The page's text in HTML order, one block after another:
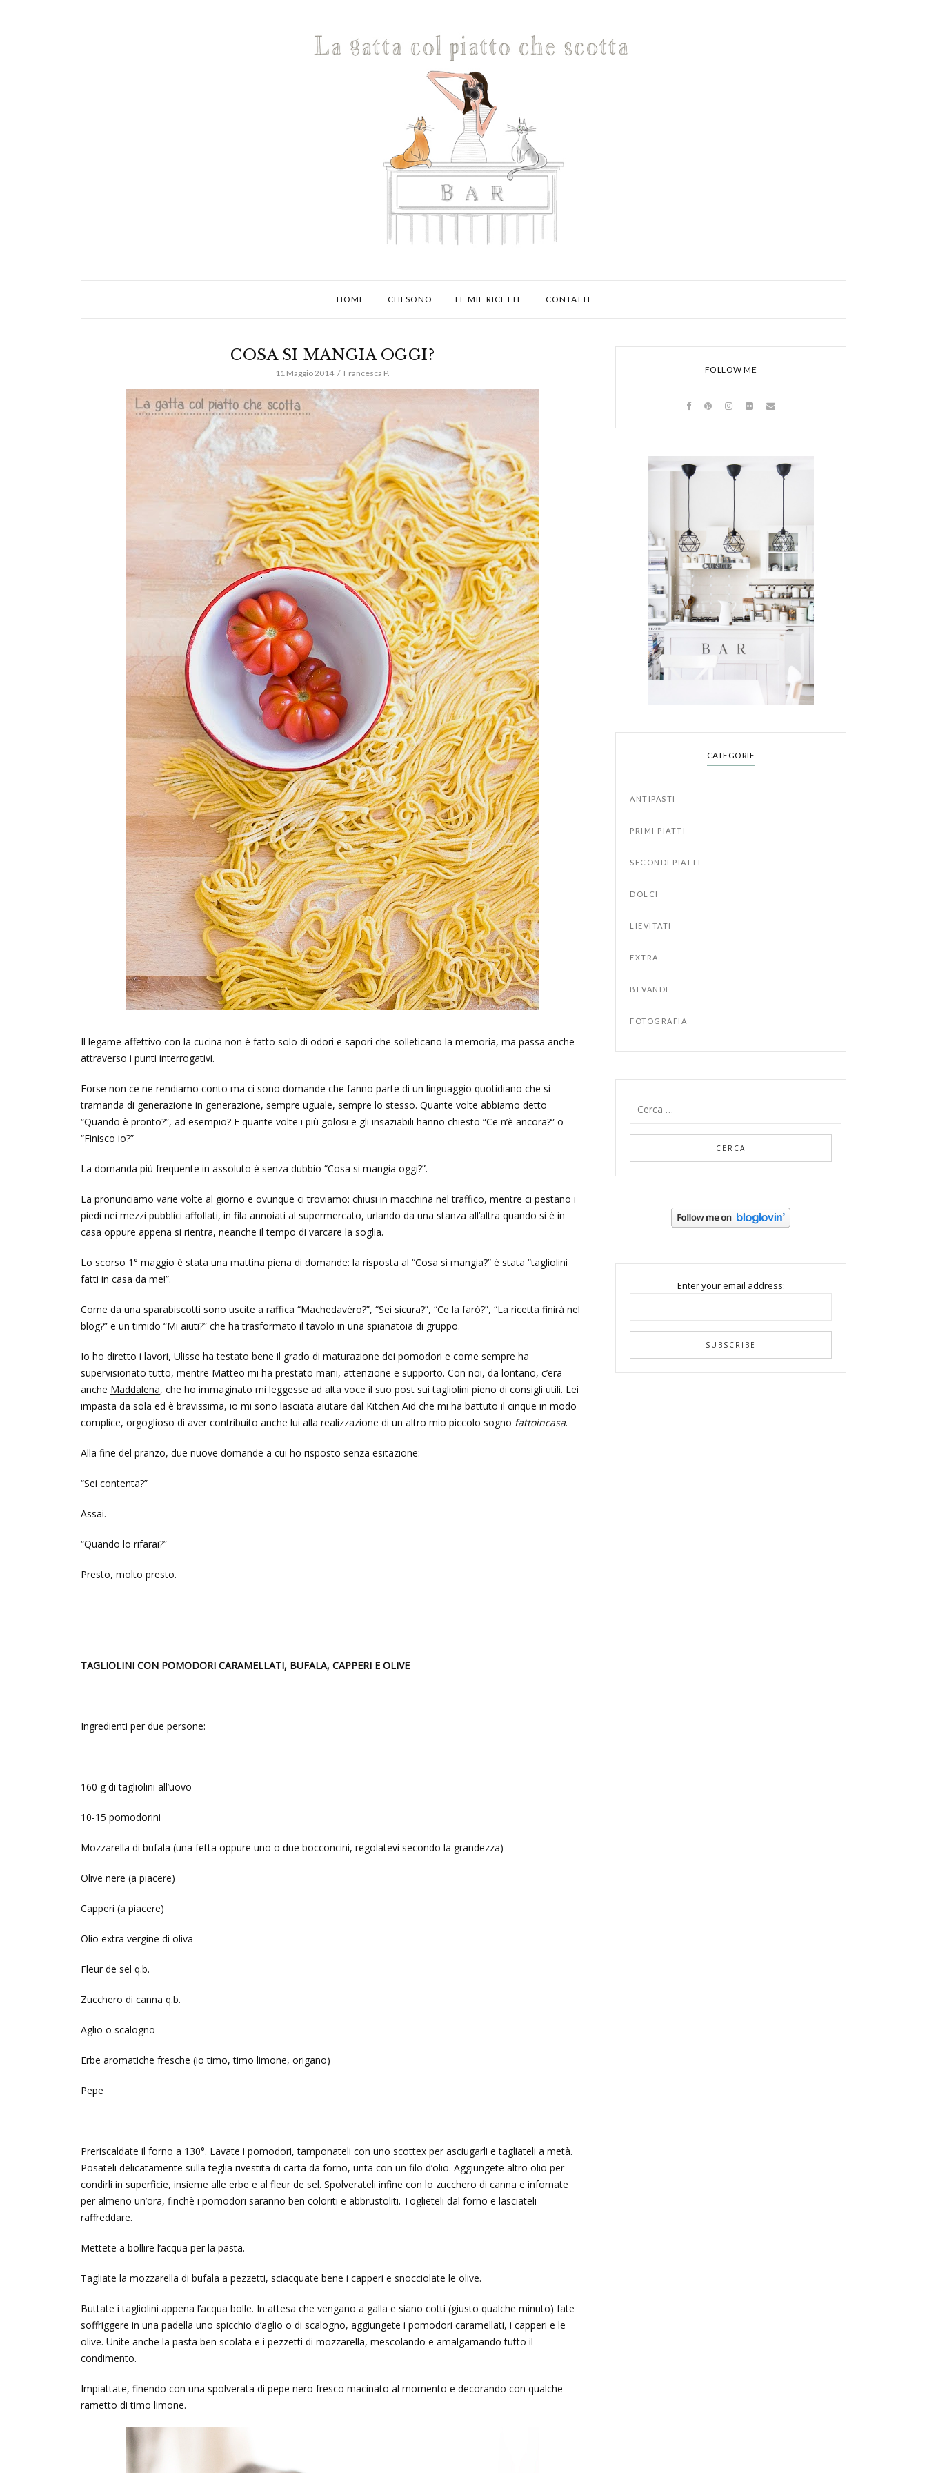
HOME CHI SONO LE MIE RICETTE CONTATTI
COSA SI MANGIA OGGI?
11 Maggio 2014 Francesca P.
Il legame affettivo con la cucina non è fatto solo di odori e sapori che solleticano la memoria, ma passa anche
attraverso i punti interrogativi.
Forse non ce ne rendiamo conto ma ci sono domande che fanno parte di un linguaggio quotidiano che si
tramanda di generazione in generazione, sempre uguale, sempre lo stesso. Quante volte abbiamo detto
“Quando è pronto?”, ad esempio? E quante volte i più golosi e gli insaziabili hanno chiesto “Ce n’è ancora?” o
“Finisco io?”
La domanda più frequente in assoluto è senza dubbio “Cosa si mangia oggi?”.
La pronunciamo varie volte al giorno e ovunque ci troviamo: chiusi in macchina nel traffico, mentre ci pestano i
piedi nei mezzi pubblici affollati, in fila annoiati al supermercato, urlando da una stanza all’altra quando si è in
casa oppure appena si rientra, neanche il tempo di varcare la soglia.
Lo scorso 1° maggio è stata una mattina piena di domande: la risposta al “Cosa si mangia?” è stata “tagliolini
fatti in casa da me!”.
Come da una sparabiscotti sono uscite a raffica “Machedavèro?”, “Sei sicura?”, “Ce la farò?”, “La ricetta finirà nel
blog?” e un timido “Mi aiuti?” che ha trasformato il tavolo in una spianatoia di gruppo.
Io ho diretto i lavori, Ulisse ha testato bene il grado di maturazione dei pomodori e come sempre ha
supervisionato tutto, mentre Matteo mi ha prestato mani, attenzione e supporto. Con noi, da lontano, c’era
anche Maddalena, che ho immaginato mi leggesse ad alta voce il suo post sui tagliolini pieno di consigli utili. Lei
impasta da sola ed è bravissima, io mi sono lasciata aiutare dal Kitchen Aid che mi ha battuto il cinque in modo
complice, orgoglioso di aver contribuito anche lui alla realizzazione di un altro mio piccolo sogno fattoincasa.
Alla fine del pranzo, due nuove domande a cui ho risposto senza esitazione:
“Sei contenta?”
Assai.
“Quando lo rifarai?”
Presto, molto presto.
TAGLIOLINI CON POMODORI CARAMELLATI, BUFALA, CAPPERI E OLIVE
Ingredienti per due persone:
160 g di tagliolini all’uovo
10-15 pomodorini
Mozzarella di bufala (una fetta oppure uno o due bocconcini, regolatevi secondo la grandezza)
Olive nere (a piacere)
Capperi (a piacere)
Olio extra vergine di oliva
Fleur de sel q.b.
Zucchero di canna q.b.
Aglio o scalogno
Erbe aromatiche fresche (io timo, timo limone, origano)
Pepe
Preriscaldate il forno a 130°. Lavate i pomodori, tamponateli con uno scottex per asciugarli e tagliateli a metà.
Posateli delicatamente sulla teglia rivestita di carta da forno, unta con un filo d’olio. Aggiungete altro olio per
condirli in superficie, insieme alle erbe e al fleur de sel. Spolverateli infine con lo zucchero di canna e infornate
per almeno un’ora, finchè i pomodori saranno ben coloriti e abbrustoliti. Toglieteli dal forno e lasciateli
raffreddare.
Mettete a bollire l’acqua per la pasta.
Tagliate la mozzarella di bufala a pezzetti, sciacquate bene i capperi e snocciolate le olive.
Buttate i tagliolini appena l’acqua bolle. In attesa che vengano a galla e siano cotti (giusto qualche minuto) fate
soffriggere in una padella uno spicchio d’aglio o di scalogno, aggiungete i pomodori caramellati, i capperi e le
olive. Unite anche la pasta ben scolata e i pezzetti di mozzarella, mescolando e amalgamando tutto il
condimento.
Impiattate, finendo con una spolverata di pepe nero fresco macinato al momento e decorando con qualche
rametto di timo limone.
FOLLOW ME
CATEGORIE
ANTIPASTI
PRIMI PIATTI
SECONDI PIATTI
DOLCI
LIEVITATI
EXTRA
BEVANDE
FOTOGRAFIA
Enter your email address: